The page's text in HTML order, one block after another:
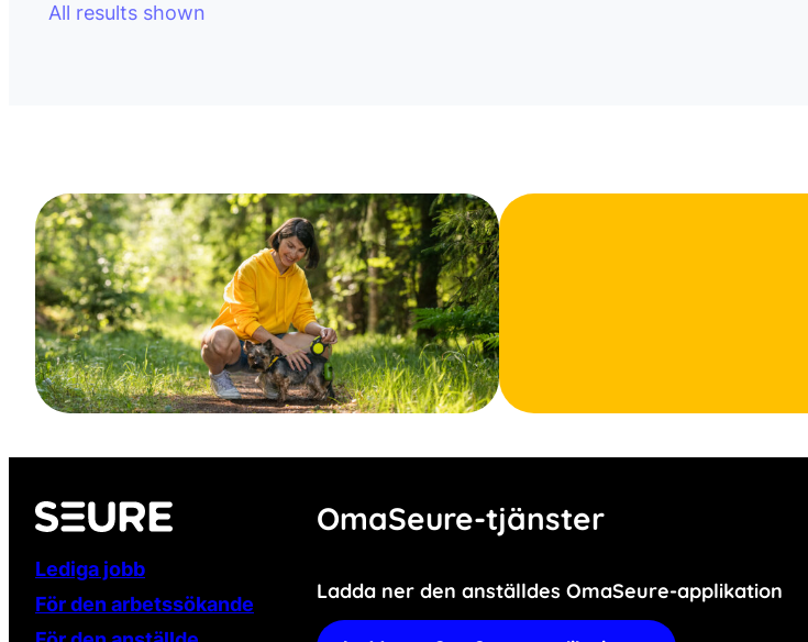
All results shown
Lediga jobb
För den arbetssökande
OmaSeure-tjänster
Ladda ner den anställdes OmaSeure-applikation